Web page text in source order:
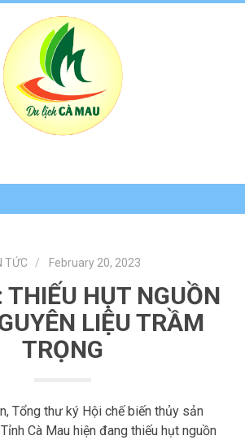
TỨC February 20, 2023
THIẾU HỤT NGUỒN
LIỆU TRẦM
TRỌNG
Tổng thư ký Hội chế biến thủy sản
Cà Mau hiện đang thiếu hụt nguồn